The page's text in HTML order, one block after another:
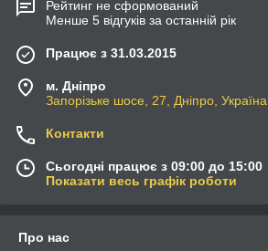
Рейтинг не сформований
Менше 5 відгуків за останній рік
Працює з 31.03.2015
м. Дніпро
Запорізьке шосе, 27, Дніпро, Україна
Контакти
Сьогодні працює з 09:00 до 15:00
Показати весь графік роботи
Про нас